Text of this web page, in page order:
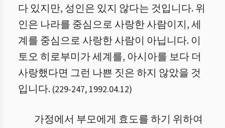
다 있지만, 성인은 있지 않다는 것입니다. 위
인은 나라를 중심으로 사랑한 사람이지, 세
계를 중심으로 사랑한 사람이 아닙니다. 이
토오 히로부미가 세계를, 아시아를 보다 더
사랑했다면 그런 나쁜 짓은 하지 않았을 것
입니다. (229-247, 1992.04.12)
가정에서 부모에게 효도를 하기 위하여